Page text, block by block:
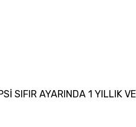
SIFIR AYARINDA 1 YILLIK